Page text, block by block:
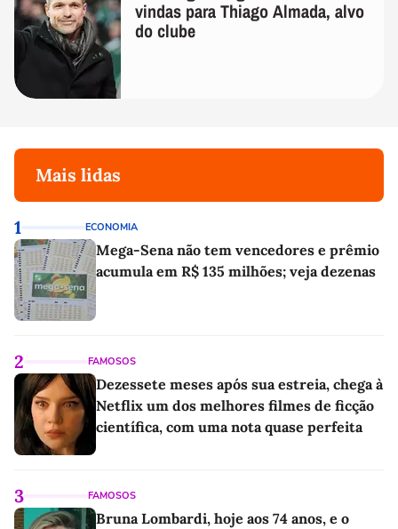
vindas para Thiago Almada, alvo
do clube
Mais lidas
1 ECONOMIA
Mega-Sena não tem vencedores e prêmio
acumula em R$ 135 milhões; veja dezenas
2 FAMOSOS
Dezessete meses após sua estreia, chega à
Netflix um dos melhores filmes de ficção
científica, com uma nota quase perfeita
3 FAMOSOS
Bruna Lombardi, hoje aos 74 anos, e o